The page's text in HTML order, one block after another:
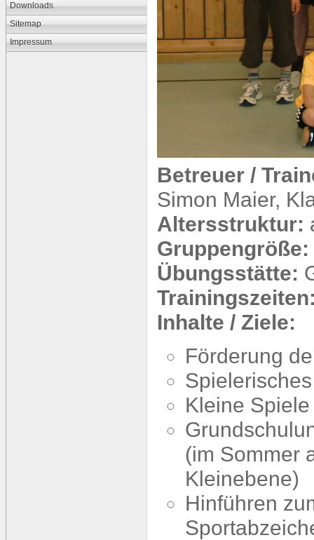
Downloads
Sitemap
Impressum
Betreuer /
Simon Maier,
Altersstruktur:
Gruppengröße:
Übungsstätte:
Inhalte / Ziele:
Förderung
Kleine Spiele
(im Sommer
Kleinebene)
Hinführen